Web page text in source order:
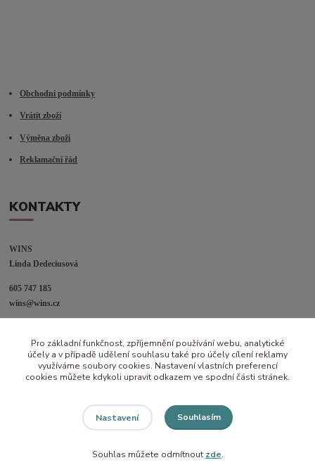
Obchodní podmínky
Vrátit zboží
Výměna zboží
Reklamační řád
KONTAKTY
WINS
Linda Dedeciusová
605 747 185
wins@wins.cz
Šenov u N. Jičína
Vytvořeno na Eshop-rychle.cz
Pro základní funkčnost, zpříjemnění používání webu, analytické
účely a v případě udělení souhlasu také pro účely cílení reklamy
využíváme soubory cookies. Nastavení vlastních preferencí
cookies můžete kdykoli upravit odkazem ve spodní části stránek.
Nastavení Souhlasím
Souhlas můžete odmítnout zde.